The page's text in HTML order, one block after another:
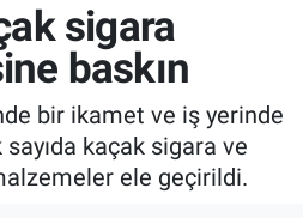
sigara
baskın
bir ikamet ve iş yerinde
kaçak sigara ve
ele geçirildi.